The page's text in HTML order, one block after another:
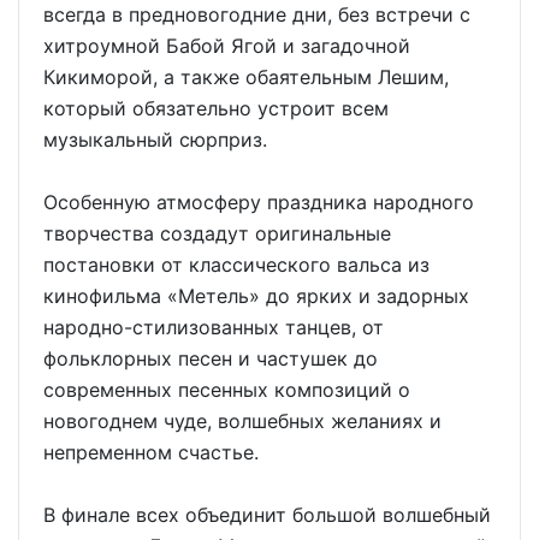
всегда в предновогодние дни, без встречи с
хитроумной Бабой Ягой и загадочной
Кикиморой, а также обаятельным Лешим,
который обязательно устроит всем
музыкальный сюрприз.
Особенную атмосферу праздника народного
творчества создадут оригинальные
постановки от классического вальса из
кинофильма «Метель» до ярких и задорных
народно-стилизованных танцев, от
фольклорных песен и частушек до
современных песенных композиций о
новогоднем чуде, волшебных желаниях и
непременном счастье.
В финале всех объединит большой волшебный